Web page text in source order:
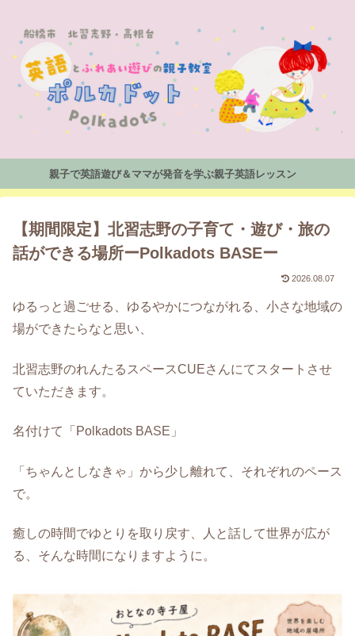
親子で英語遊び＆ママが発音を学ぶ親子英語レッスン
【期間限定】北習志野の子育て・遊び・旅の
話ができる場所ーPolkadots BASEー
2026.08.07
ゆるっと過ごせる、ゆるやかにつながれる、小さな地域の
場ができたらなと思い、
北習志野のれんたるスペースCUEさんにてスタートさせ
ていただきます。
名付けて「Polkadots BASE」
「ちゃんとしなきゃ」から少し離れて、それぞれのペース
で。
癒しの時間でゆとりを取り戻す、人と話して世界が広が
る、そんな時間になりますように。